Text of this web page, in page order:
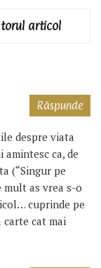
articol
despre viata
ca, de
(“Singur pe
mult as vrea s-o
cuprinde pe
carte cat mai
Răspunde